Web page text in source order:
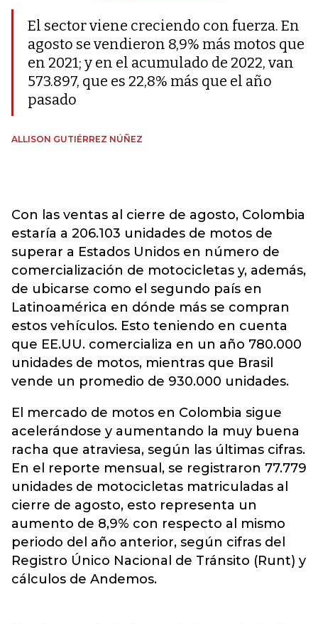
El sector viene creciendo con fuerza. En
agosto se vendieron 8,9% más motos que
en 2021; y en el acumulado de 2022, van
573.897, que es 22,8% más que el año
pasado
ALLISON GUTIÉRREZ NÚÑEZ
Con las ventas al cierre de agosto, Colombia
estaría a 206.103 unidades de motos de
superar a Estados Unidos en número de
comercialización de motocicletas y, además,
de ubicarse como el segundo país en
Latinoamérica en dónde más se compran
estos vehículos. Esto teniendo en cuenta
que EE.UU. comercializa en un año 780.000
unidades de motos, mientras que Brasil
vende un promedio de 930.000 unidades.
El mercado de motos en Colombia sigue
acelerándose y aumentando la muy buena
racha que atraviesa, según las últimas cifras.
En el reporte mensual, se registraron 77.779
unidades de motocicletas matriculadas al
cierre de agosto, esto representa un
aumento de 8,9% con respecto al mismo
periodo del año anterior, según cifras del
Registro Único Nacional de Tránsito (Runt) y
cálculos de Andemos.